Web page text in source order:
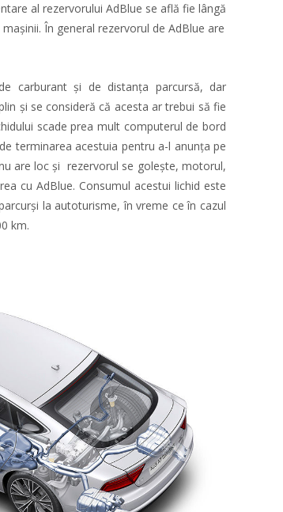
al rezervorului AdBlue se află fie lângă
În general rezervorul de AdBlue are
carburant și de distanța parcursă, dar
și se consideră că acesta ar trebui să fie
scade prea mult computerul de bord
terminarea acestuia pentru a-l anunța pe
are loc și rezervorul se golește, motorul,
cu AdBlue. Consumul acestui lichid este
la autoturisme, în vreme ce în cazul
km.